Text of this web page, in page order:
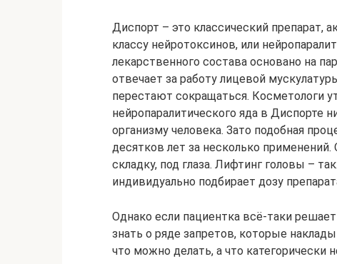
Диспорт – это классический препарат,
классу нейротоксинов, или
лекарственного состава основано на
отвечает за работу лицевой
перестают сокращаться. Косметологи
нейропаралитического яда в Диспорте
организму человека. Зато подобная
десятков лет за несколько
складку, под глаза. Лифтинг головы –
индивидуально подбирает дозу
Однако если пациентка всё-таки
знать о ряде запретов, которые
что можно делать, а что категорически